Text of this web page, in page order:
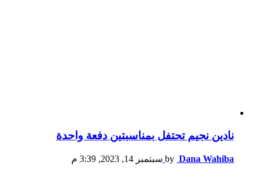
نادين نجيم تحتفل بمناسبتين دفعة واحدة
by Dana Wahiba سبتمبر 14, 2023, 3:39 م